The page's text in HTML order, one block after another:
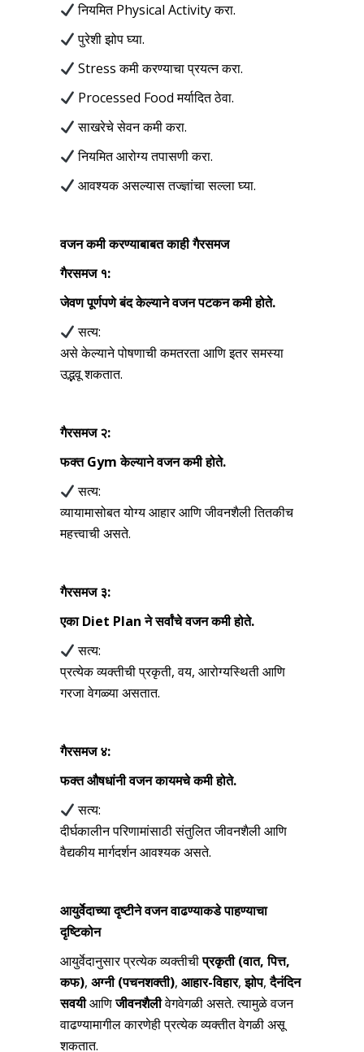
नियमित Physical Activity करा.
पुरेशी झोप घ्या.
Stress कमी करण्याचा प्रयत्न करा.
Processed Food मर्यादित ठेवा.
साखरेचे सेवन कमी करा.
नियमित आरोग्य तपासणी करा.
आवश्यक असल्यास तज्ज्ञांचा सल्ला घ्या.
वजन कमी करण्याबाबत काही गैरसमज
गैरसमज १:
जेवण पूर्णपणे बंद केल्याने वजन पटकन कमी होते.
सत्य:
असे केल्याने पोषणाची कमतरता आणि इतर समस्या
उद्भवू शकतात.
गैरसमज २:
फक्तGymकेल्याने वजन कमी होते.
सत्य:
व्यायामासोबत योग्य आहार आणि जीवनशैली तितकीच
महत्त्वाची असते.
गैरसमज ३:
एकाDiet Planने सर्वांचे वजन कमी होते.
सत्य:
प्रत्येक व्यक्तीची प्रकृती, वय, आरोग्यस्थिती आणि
गरजा वेगळ्या असतात.
गैरसमज ४:
फक्त औषधांनी वजन कायमचे कमी होते.
सत्य:
दीर्घकालीन परिणामांसाठी संतुलित जीवनशैली आणि
वैद्यकीय मार्गदर्शन आवश्यक असते.
आयुर्वेदाच्या दृष्टीने वजन वाढण्याकडे पाहण्याचा
दृष्टिकोन
आयुर्वेदानुसार प्रत्येक व्यक्तीचीप्रकृती (वात,पित्त,
कफ), अग्नी (पचनशक्ती), आहार-विहार,झोप,दैनंदिन
सवयीआणिजीवनशैलीवेगवेगळी असते. त्यामुळे वजन
वाढण्यामागील कारणेही प्रत्येक व्यक्तीत वेगळी असू
शकतात.